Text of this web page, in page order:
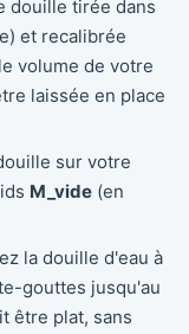
douille tirée dans
et recalibrée
volume de votre
laissée en place
sur votre
M_vide (en
la douille d'eau à
gouttes jusqu'au
être plat, sans